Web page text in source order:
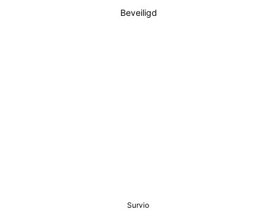
Beveiligd
Survio